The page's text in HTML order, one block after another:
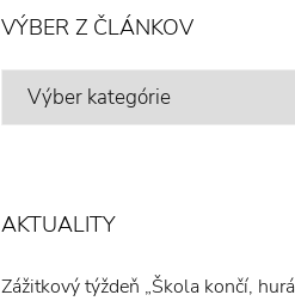
VÝBER Z ČLÁNKOV
VÝBER
AKTUALITY
Zážitkový týždeň „Škola končí, hurá